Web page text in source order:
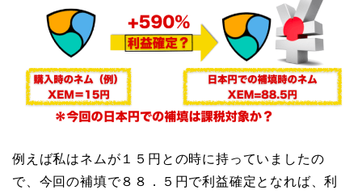
例えば私はネムが１５円との時に持っていましたの
で、今回の補填で８８．５円で利益確定となれば、利